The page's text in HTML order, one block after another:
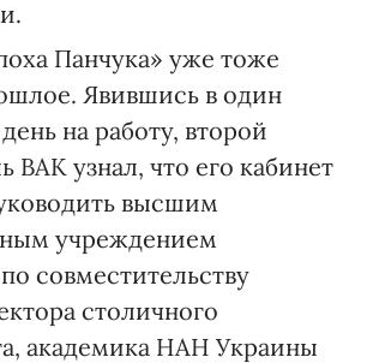
Панчука» уже тоже
Явившись в один
на работу, второй
ВАК узнал, что его кабинет
высшим
учреждением
совместительству
столичного
академика НАН Украины